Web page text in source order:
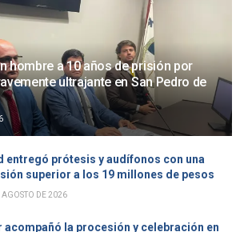
hombre a 10 años de prisión por
ultrajante en San Pedro de
entregó prótesis y audífonos con una
superior a los 19 millones de pesos
AGOSTO DE 2026
acompañó la procesión y celebración en